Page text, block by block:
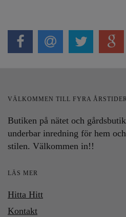
VÄLKOMMEN TILL FYRA
Butiken på nätet och
underbar inredning för hem
stilen. Välkommen in!!
LÄS MER
Hitta Hitt
Kontakt